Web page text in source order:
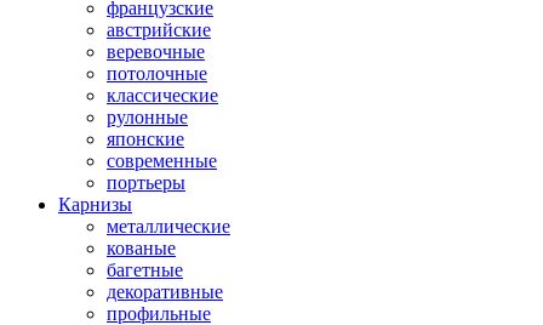
французские
австрийские
веревочные
потолочные
классические
рулонные
японские
современные
портьеры
Карнизы
металлические
кованые
багетные
декоративные
профильные